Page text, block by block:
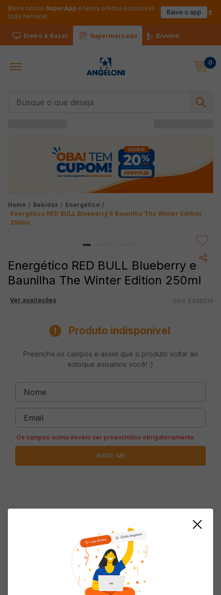
Baixe nosso SuperApp e tenha ofertas exclusivas
toda semana!
Baixe o app
Eletro & Bazar Supermercado Divvino
0
Bebidas
Energético
Energético RED BULL Blueberry E Baunilha The Winter Edition
250ml
Energético RED BULL Blueberry e
Baunilha The Winter Edition 250ml
Ver avaliações 5406519
Produto indisponível
Preencha os campos e assim que o produto voltar ao
estoque avisamos você! :)
Descrição do produto
Energético RED BULL Blueberry e Baunilha The
Winter Edition 250ml